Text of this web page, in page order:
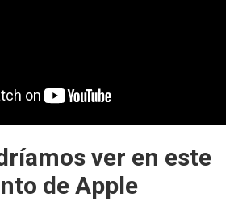
ver en este
de Apple